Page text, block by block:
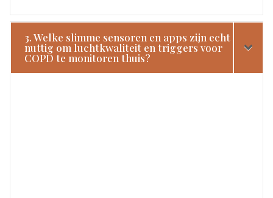
3. Welke slimme sensoren en apps zijn echt
nuttig om luchtkwaliteit en triggers voor
COPD te monitoren thuis?